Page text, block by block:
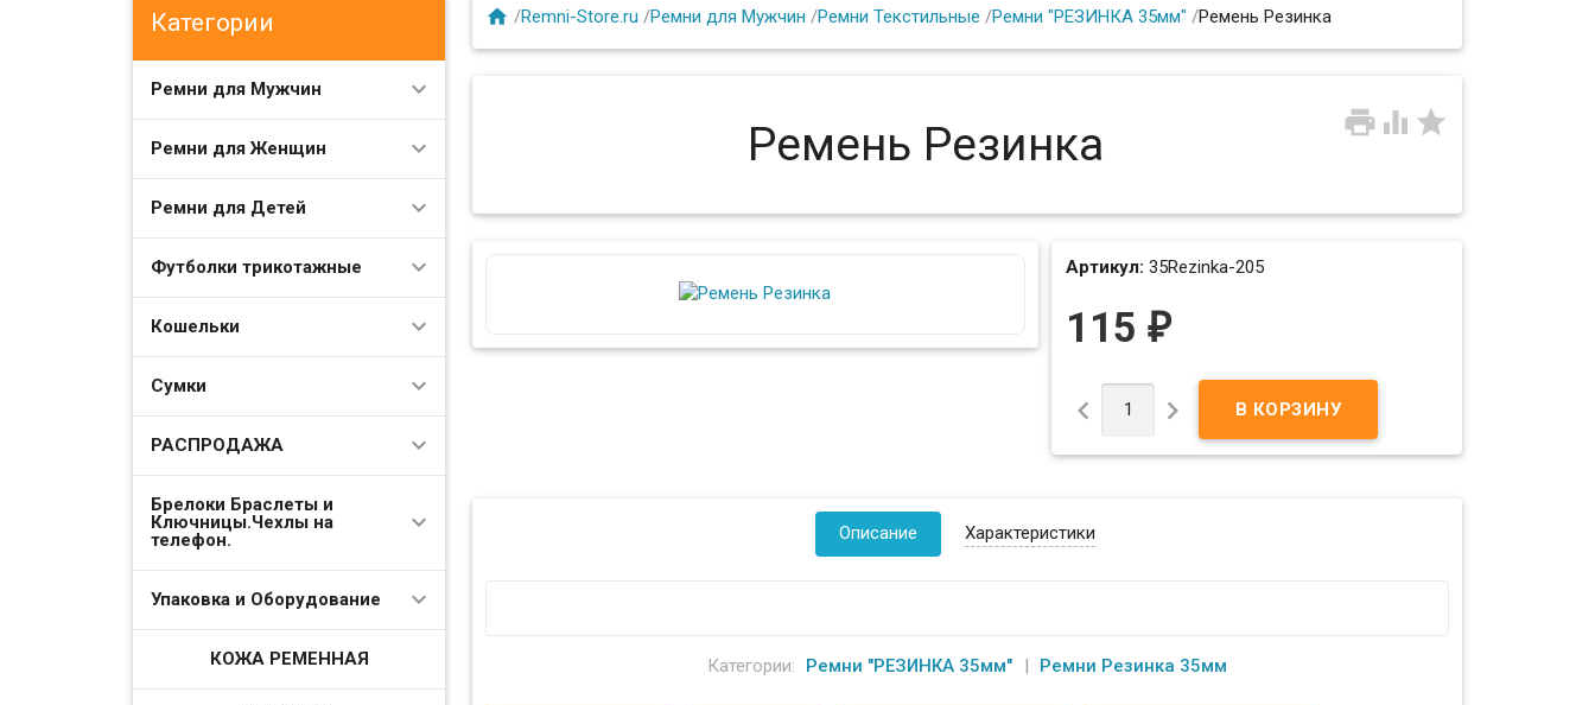
Категории
Ремни для Мужчин
Ремни для Женщин
Ремни для Детей
Футболки трикотажные
Кошельки
Сумки
РАСПРОДАЖА
Брелоки Браслеты и
Ключницы.Чехлы на
телефон.
Упаковка и Оборудование
КОЖА РЕМЕННАЯ
 /Remni-Store.ru /Ремни для Мужчин /Ремни Текстильные /Ремни "РЕЗИНКА 35мм" /Ремень Резинка
  
Ремень Резинка
Артикул:35Rezinka-205
115₽
 
Описание Характеристики
Категории: Ремни "РЕЗИНКА 35мм" Ремни Резинка 35мм